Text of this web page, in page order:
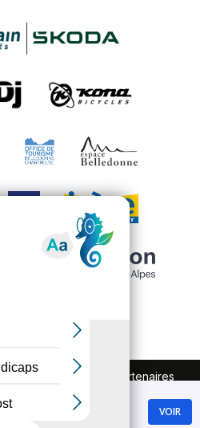
Marchés publics
Partenaires
Mentions légales
confidentialité
VOIR